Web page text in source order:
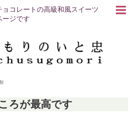
コレートの高級和風スイーツ
ージです
ろが最高です